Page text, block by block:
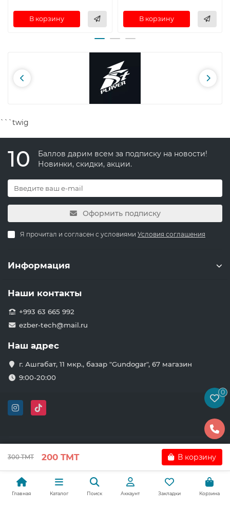
В корзину В корзину
```twig
10
Баллов дарим всем за подписку на новости!
Новинки, скидки, акции.
Оформить подписку
Я прочитал и согласен с условиями Условия соглашения
Информация
Наши контакты
+993 63 665 992
ezber-tech@mail.ru
Наш адрес
г. Ашгабат, 11 мкр., базар "Gundogar", 67 магазин
9:00-20:00
0
300 TMT 200 TMT В корзину
Главная Каталог Поиск Аккаунт Закладки Корзина